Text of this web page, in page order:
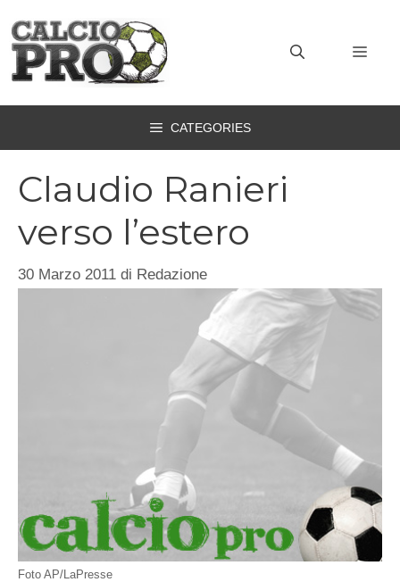
contenuto
CATEGORIES
Claudio Ranieri
verso l’estero
30 Marzo 2011 di Redazione
Foto AP/LaPresse